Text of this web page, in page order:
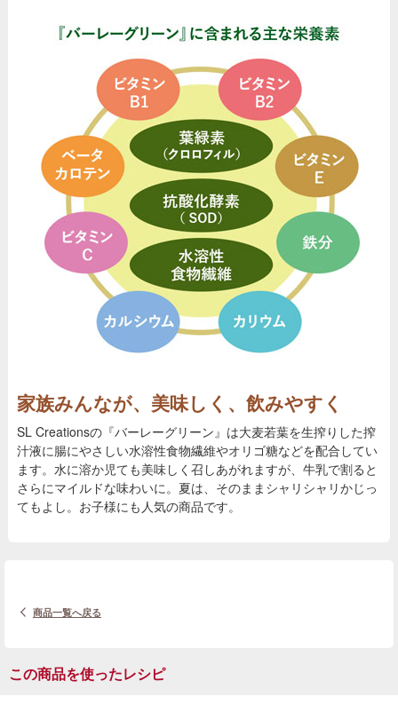
家族みんなが、美味しく、飲みやすく
SL Creationsの『バーレーグリーン』は大麦若葉を生搾りした搾
汁液に腸にやさしい水溶性食物繊維やオリゴ糖などを配合してい
ます。水に溶か児ても美味しく召しあがれますが、牛乳で割ると
さらにマイルドな味わいに。夏は、そのままシャリシャリかじっ
てもよし。お子様にも人気の商品です。
商品一覧へ戻る
この商品を使ったレシピ